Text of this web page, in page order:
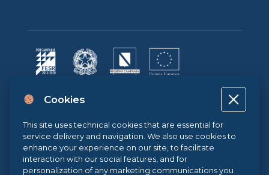
Progetto cofinanziato dall’Unione Europea, dallo Stato Italiano e dalla
Regione Campania POR CAMPANIA FESR 2014-2020 | ASSE II –
OBIETTIVO TEMATICO 2O.S. 2.3 | AZIONE 2.3.1 | Progetto: LA FABBRICA
DIGITALE
Sistema di Gestione Qualità UNI EN ISO 9001:2015
Cookies
This site uses technical cookies that are essential for
service delivery and navigation. We also use cookies to
enhance your experience on our site, to facilitate
interaction with our social features, and for
personalization of any marketing communications you